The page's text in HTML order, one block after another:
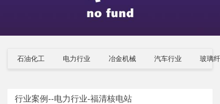
石油化工 电力行业 冶金机械 汽车行业 玻璃
行业案例--电力行业-福清核电站